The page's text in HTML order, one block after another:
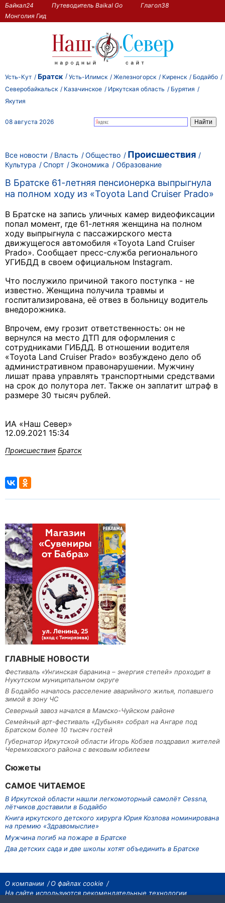
Байкал24 Путеводитель Baikal Go
Глагол38
Монголия Гид
Усть-Кут Братск Усть-Илимск Железногорск Киренск
Бодайбо
Северобайкальск
Казачинское Иркутская область
Бурятия
Якутия
08 августа 2026
Все новости Власть Общество Происшествия
Культура Спорт Экономика Образование
В Братске 61-летняя пенсионерка выпрыгнула
на полном ходу из «Toyota Land Cruiser Prado»
В Братске на запись уличных камер видеофиксации
попал момент, где 61-летняя женщина на полном
ходу выпрыгнула с пассажирского места
движущегося автомобиля «Toyota Land Cruiser
Prado». Сообщает пресс-служба регионального
УГИБДД в своем официальном Instagram.
Что послужило причиной такого поступка - не
известно. Женщина получила травмы и
госпитализирована, её отвез в больницу водитель
внедорожника.
Впрочем, ему грозит ответственность: он не
вернулся на место ДТП для оформления с
сотрудниками ГИБДД. В отношении водителя
«Toyota Land Cruiser Prado» возбуждено дело об
административном правонарушении. Мужчину
лишат права управлять транспортными средствами
на срок до полутора лет. Также он заплатит штраф в
размере 30 тысяч рублей.
ИА «Наш Север»
12.09.2021 15:34
Происшествия Братск
ГЛАВНЫЕ НОВОСТИ
Фестиваль «Унгинская баранина – энергия степей» проходит в
Нукутском муниципальном округе
В Бодайбо началось расселение аварийного жилья, попавшего
зимой в зону ЧС
Северный завоз начался в Мамско-Чуйском районе
Семейный арт-фестиваль «Дубыня» собрал на Ангаре под
Братском более 10 тысяч гостей
Губернатор Иркутской области Игорь Кобзев поздравил жителей
Черемховского района с вековым юбилеем
Сюжеты
САМОЕ ЧИТАЕМОЕ
В Иркутской области нашли легкомоторный самолёт Cessna,
лётчиков доставили в Бодайбо
Книга иркутского детского хирурга Юрия Козлова номинирована
на премию «Здравомыслие»
Мужчина погиб на пожаре в Братске
Два детских сада и две школы хотят объединить в Братске
О компании
О файлах cookie
На сайте используются рекомендательные технологии